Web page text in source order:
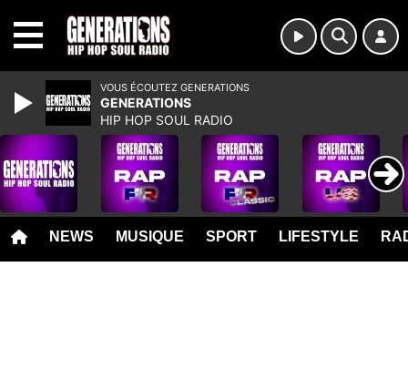
NEWS MUSIQUE SPORT LIFESTYLE
VOUS ÉCOUTEZ GENERATIONS
GENERATIONS
HIP HOP SOUL RADIO